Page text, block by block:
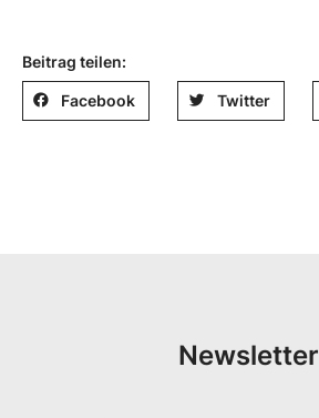
Beitrag teilen:
Facebook Twitter
Newsletter